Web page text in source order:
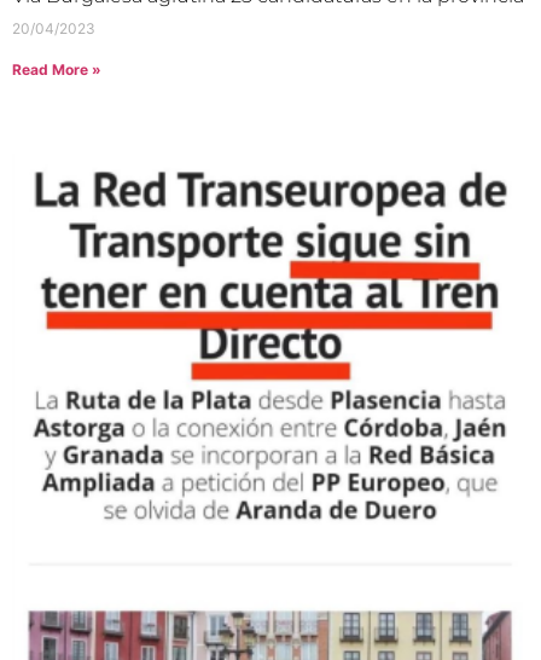
20/04/2023
Read More »